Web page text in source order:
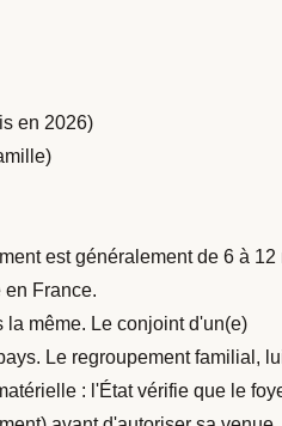
en 2026)
est généralement de 6 à 12
en France.
même. Le conjoint d'un(e)
Le regroupement familial,
: l'État vérifie que le